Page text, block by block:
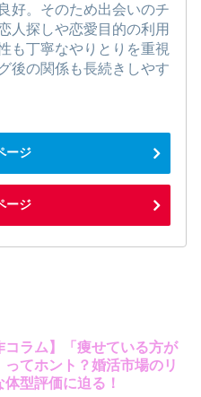
好。そのため出会いのチ
人探しや恋愛目的の利用
も丁寧なやりとりを重視
後の関係も長続きしやす
ージ
ージ
コラム】「痩せている方が
ってホント？婚活市場のリ
体型評価に迫る！